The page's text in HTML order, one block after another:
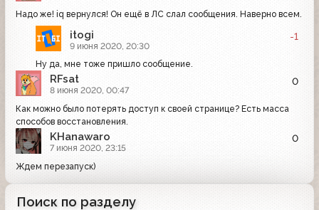
Надо же! iq вернулся! Он ещё в ЛС слал сообщения. Наверно всем.
itogi
9 июня 2020, 20:30
-1
Ну да, мне тоже пришло сообщение.
RFsat
8 июня 2020, 00:47
0
Как можно было потерять доступ к своей странице? Есть масса
способов восстановления.
KHanawaro
7 июня 2020, 23:15
0
Ждем перезапуск)
Поиск по разделу